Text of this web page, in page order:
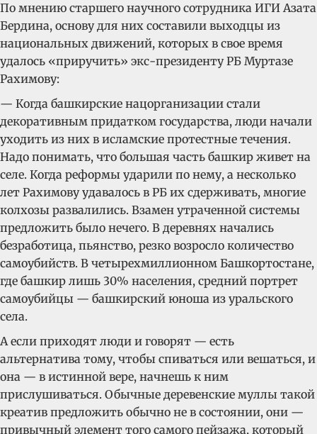
По мнению старшего научного сотрудника ИГИ Азата
Бердина, основу для них составили выходцы из
национальных движений, которых в свое время
удалось «приручить» экс-президенту РБ Муртазе
Рахимову:
— Когда башкирские нацорганизации стали
декоративным придатком государства, люди начали
уходить из них в исламские протестные течения.
Надо понимать, что большая часть башкир живет на
селе. Когда реформы ударили по нему, а несколько
лет Рахимову удавалось в РБ их сдерживать, многие
колхозы развалились. Взамен утраченной системы
предложить было нечего. В деревнях начались
безработица, пьянство, резко возросло количество
самоубийств. В четырехмиллионном Башкортостане,
где башкир лишь 30% населения, средний портрет
самоубийцы — башкирский юноша из уральского
села.
А если приходят люди и говорят — есть
альтернатива тому, чтобы спиваться или вешаться, и
она — в истинной вере, начнешь к ним
прислушиваться. Обычные деревенские муллы такой
креатив предложить обычно не в состоянии, они —
привычный элемент того самого пейзажа, который